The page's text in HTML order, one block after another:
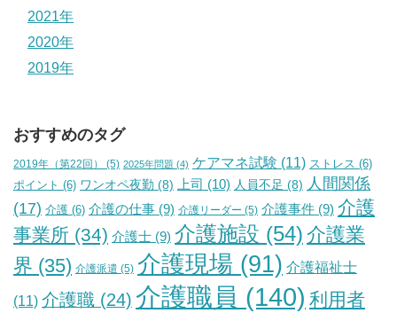
2021年
2020年
2019年
おすすめのタグ
2019年（第22回） (5) 2025年問題 (4) ケアマネ試験 (11) ストレス (6)
ポイント (6) ワンオペ夜勤 (8) 上司 (10) 人員不足 (8) 人間関係
(17) 介護 (6) 介護の仕事 (9) 介護リーダー (5) 介護事件 (9) 介護
事業所 (34) 介護士 (9) 介護施設 (54) 介護業
界 (35) 介護派遣 (5) 介護現場 (91) 介護福祉士
(11) 介護職 (24) 介護職員 (140) 利用者